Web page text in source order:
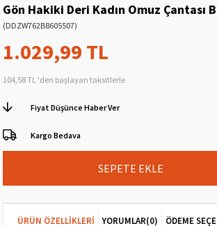
Gön Hakiki Deri Kadın Omuz Çantası
(DDZW762B8605507)
1.029,99 TL
104,58 TL 'den başlayan taksitlerle
Fiyat Düşünce Haber Ver
Kargo Bedava
ÜRÜN ÖZELLIKLERI YORUMLAR(0)
ÖDEME